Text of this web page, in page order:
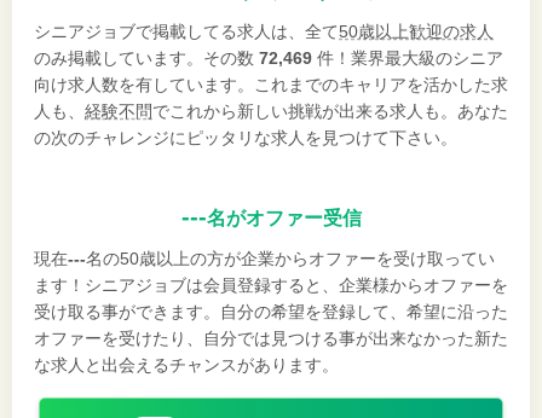
シニアジョブで掲載してる求人は、全て50歳以上歓迎の求人
のみ掲載しています。その数 72,469 件！業界最大級のシニア
向け求人数を有しています。これまでのキャリアを活かした求
人も、 経験不問でこれから新しい挑戦が出来る求人も。あなた
の次のチャレンジにピッタリな求人を見つけて下さい。
---名がオファー受信
現在---名の50歳以上の方が企業からオファーを受け取ってい
ます！シニアジョブは会員登録すると、企業様からオファーを
受け取る事ができます。自分の希望を登録して、希望に沿った
オファーを受けたり、自分では見つける事が出来なかった新た
な求人と出会えるチャンスがあります。